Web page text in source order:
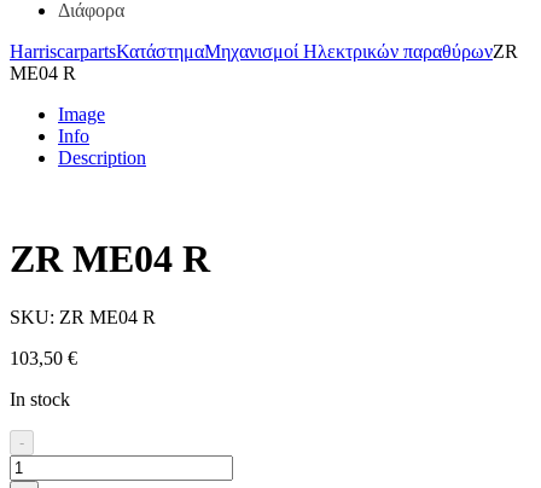
Διάφορα
HarriscarpartsΚατάστημαΜηχανισμοί Ηλεκτρικών παραθύρωνZR
ME04 R
Image
Info
Description
ZR ME04 R
SKU: ZR ME04 R
103,50 €
In stock
-